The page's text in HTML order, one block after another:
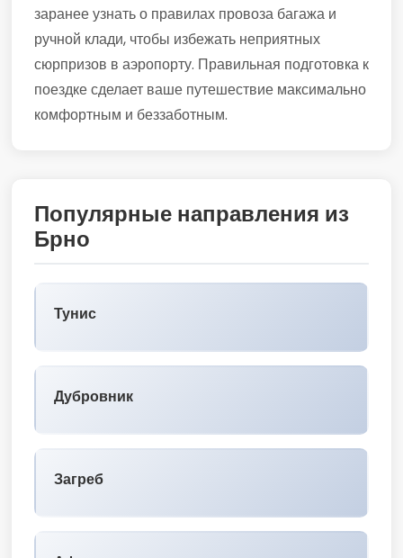
заранее узнать о правилах провоза багажа и
ручной клади, чтобы избежать неприятных
сюрпризов в аэропорту. Правильная подготовка к
поездке сделает ваше путешествие максимально
комфортным и беззаботным.
Популярные направления из
Брно
Тунис
Дубровник
Загреб